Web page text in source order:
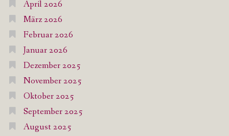
April 2026
März 2026
Februar 2026
Januar 2026
Dezember 2025
November 2025
Oktober 2025
September 2025
August 2025